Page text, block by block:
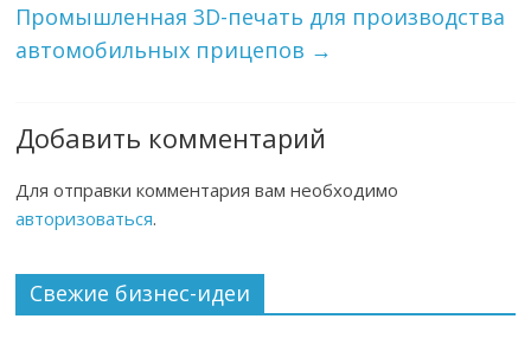
Промышленная 3D-печать для производства
автомобильных прицепов →
Добавить комментарий
Для отправки комментария вам необходимо
авторизоваться.
Свежие бизнес-идеи